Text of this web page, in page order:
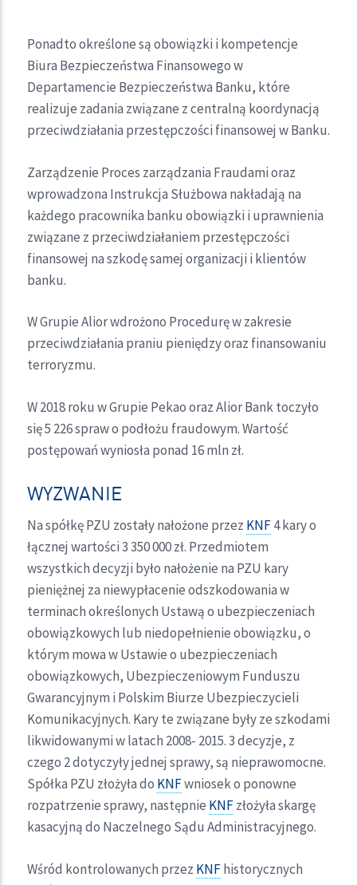
Ponadto określone są obowiązki i kompetencje
Biura Bezpieczeństwa Finansowego w
Departamencie Bezpieczeństwa Banku, które
realizuje zadania związane z centralną koordynacją
przeciwdziałania przestępczości finansowej w Banku.
Zarządzenie Proces zarządzania Fraudami oraz
wprowadzona Instrukcja Służbowa nakładają na
każdego pracownika banku obowiązki i uprawnienia
związane z przeciwdziałaniem przestępczości
finansowej na szkodę samej organizacji i klientów
banku.
W Grupie Alior wdrożono Procedurę w zakresie
przeciwdziałania praniu pieniędzy oraz finansowaniu
terroryzmu.
W 2018 roku w Grupie Pekao oraz Alior Bank toczyło
się 5 226 spraw o podłożu fraudowym. Wartość
postępowań wyniosła ponad 16 mln zł.
WYZWANIE
Na spółkę PZU zostały nałożone przez KNF4 kary o
łącznej wartości 3 350 000 zł. Przedmiotem
wszystkich decyzji było nałożenie na PZU kary
pieniężnej za niewypłacenie odszkodowania w
terminach określonych Ustawą o ubezpieczeniach
obowiązkowych lub niedopełnienie obowiązku, o
którym mowa w Ustawie o ubezpieczeniach
obowiązkowych, Ubezpieczeniowym Funduszu
Gwarancyjnym i Polskim Biurze Ubezpieczycieli
Komunikacyjnych. Kary te związane były ze szkodami
likwidowanymi w latach 2008- 2015. 3 decyzje, z
czego 2 dotyczyły jednej sprawy, są nieprawomocne.
Spółka PZU złożyła do KNFwniosek o ponowne
rozpatrzenie sprawy, następnie KNFzłożyła skargę
kasacyjną do Naczelnego Sądu Administracyjnego.
Wśród kontrolowanych przez KNFhistorycznych